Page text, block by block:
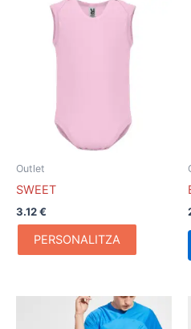
Outlet
SWEET
3.12€
PERSONALITZA
Este
producto